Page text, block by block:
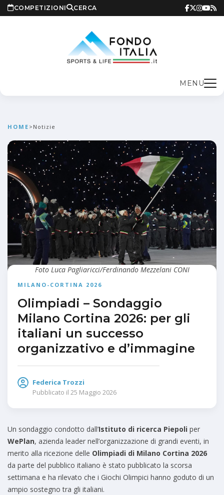
COMPETIZIONI CERCA
MENU
HOME > Notizie
MILANO-CORTINA 2026
Olimpiadi – Sondaggio
Milano Cortina 2026: per gli
italiani un successo
organizzativo e d’immagine
Federica Trozzi
Pubblicato il 25 Maggio 2026
Foto Luca Pagliaricci/Ferdinando Mezzelani CONI
Un sondaggio condotto dall’Istituto di ricerca Piepoli per
WePlan, azienda leader nell’organizzazione di grandi eventi, in
merito alla ricezione delle Olimpiadi di Milano Cortina 2026
da parte del pubblico italiano è stato pubblicato la scorsa
settimana e ha rilevato che i Giochi Olimpici hanno goduto di un
ampio sostegno tra gli italiani.